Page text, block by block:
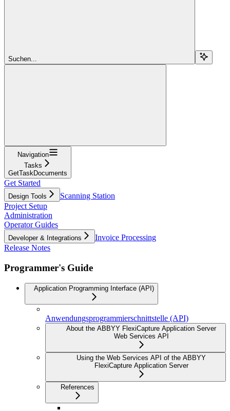
Suchen...
Navigation
Tasks
GetTaskDocuments
Get Started
Design Tools
Scanning Station
Project Setup
Administration
Operator Guides
Developer & Integrations
Invoice Processing
Release Notes
Programmer's Guide
Application Programming Interface (API)
Anwendungsprogrammierschnittstelle (API)
About the ABBYY FlexiCapture Application Server
Web Services API
Using the Web Services API of the ABBYY
FlexiCapture Application Server
References